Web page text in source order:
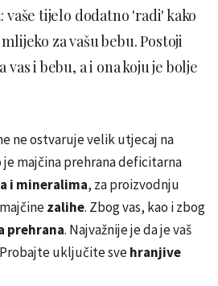
vaše tijelo dodatno 'radi' kako
za vašu bebu. Postoji
vas i bebu, a i ona koju je bolje
ne ostvaruje velik utjecaj na
je majčina prehrana deficitarna
i mineralima, za proizvodnju
zalihe. Zbog vas, kao i zbog
prehrana. Najvažnije je da je vaš
uključite svehranjive